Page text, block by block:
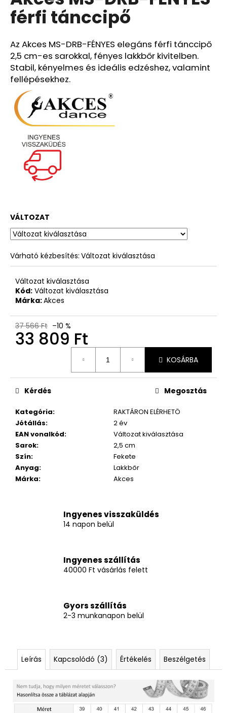
5-
ből
csillag.
férfi tánccipő
Az Akces MS-DRB-FÉNYES elegáns férfi tánccipő
2,5 cm-es sarokkal, fényes lakkbőr kivitelben.
Stabil, kényelmes és ideális edzéshez, valamint
fellépésekhez.
VÁLTOZAT
Várható kézbesítés: Változat kiválasztása
Változat kiválasztása
Kód: Változat kiválasztása
Márka:Akces
37 566 Ft –10 %
33 809 Ft
KOSÁRBA
Kategória:
RAKTÁRON ELÉRHETÖ
Jótállás:
2 év
EAN vonalkód:
Változat kiválasztása
Sarok:
2,5 cm
Szín:
Fekete
Anyag:
Lakkbőr
Márka: Akces
Kérdés Megosztás
Ingyenes visszaküldés
14 napon belül
Ingyenes szállítás
40000 Ft vásárlás felett
Gyors szállítás
2-3 munkanapon belül
Leírás Kapcsolódó (3) Értékelés Beszélgetés
j
á
n
l
j
u
k